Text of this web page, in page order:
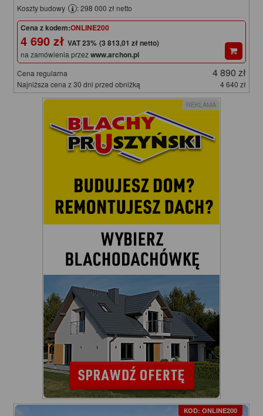
Koszty budowy : 298 000 zł netto
Cena z kodem:ONLINE200
4 690 zł (3 813,01 zł netto)
na zamówienia przezwww.archon.pl
Cena regularna 4 890 zł
Najniższa cena z 30 dni przed obniżką 4 640 zł
REKLAMA
KOD: ONLINE200